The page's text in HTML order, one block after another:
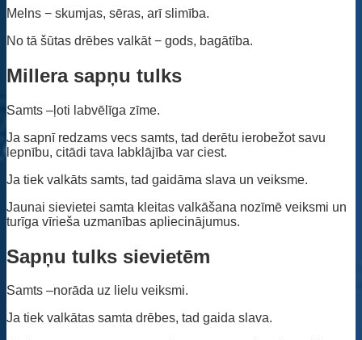
Melns − skumjas, sēras, arī slimība.
No tā šūtas drēbes valkāt − gods, bagātība.
Millera sapņu tulks
Samts –ļoti labvēlīga zīme.
Ja sapnī redzams vecs samts, tad derētu ierobežot savu
lepnību, citādi tava labklājība var ciest.
Ja tiek valkāts samts, tad gaidāma slava un veiksme.
Jaunai sievietei samta kleitas valkāšana nozīmē veiksmi un
turīga vīrieša uzmanības apliecinājumus.
Sapņu tulks sievietēm
Samts –norāda uz lielu veiksmi.
Ja tiek valkātas samta drēbes, tad gaida slava.